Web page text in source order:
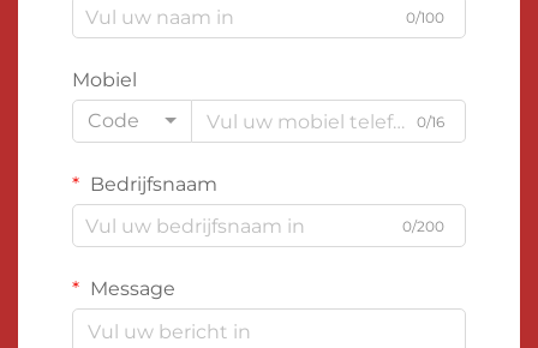
0/100
Mobiel
Code
0/16
Bedrijfsnaam
0/200
Message